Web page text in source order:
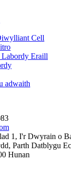
Cell
Eraill
adwaith
1, I'r Dwyrain o
Parth Datblygu
Hunan